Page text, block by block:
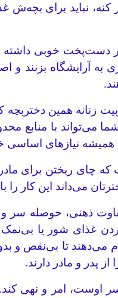
برای بچه‌ش غذا
خوبی داشته
آرایشگاه بزنند و
زنانه همین
با منابع
نیازهای اساسی
چای ریختن برای
می‌داند این
ذهنی، حوصله سر و
غذای شور یا
می‌دهند تا
پدر و مادر دارند.
اوست، امر و نهی